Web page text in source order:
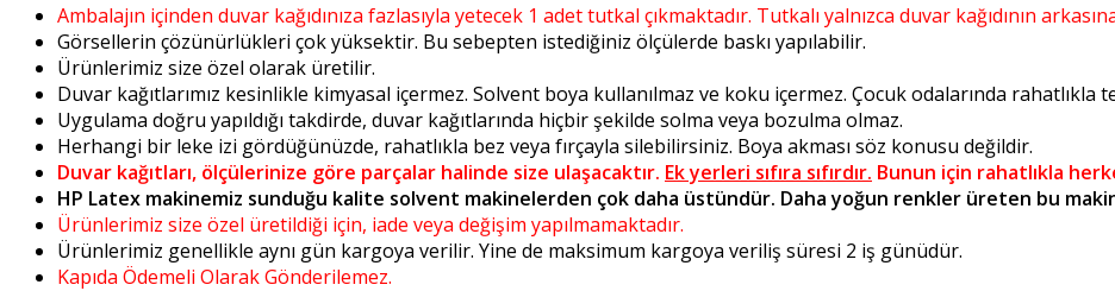
Ambalajın içinden duvar kağıdınıza fazlasıyla yetecek 1 adet tutkal çıkmaktadır. Tutkalı yalnızca duvar kağıdının
Görsellerin çözünürlükleri çok yüksektir. Bu sebepten istediğiniz ölçülerde baskı yapılabilir.
Ürünlerimiz size özel olarak üretilir.
Duvar kağıtlarımız kesinlikle kimyasal içermez. Solvent boya kullanılmaz ve koku içermez. Çocuk odalarında rahatlıkla
Uygulama doğru yapıldığı takdirde, duvar kağıtlarında hiçbir şekilde solma veya bozulma olmaz.
Herhangi bir leke izi gördüğünüzde, rahatlıkla bez veya fırçayla silebilirsiniz. Boya akması söz konusu değildir.
Duvar kağıtları, ölçülerinize göre parçalar halinde size ulaşacaktır. Ek yerleri sıfıra sıfırdır. Bunun için rahatlıkla
HP Latex makinemiz sunduğu kalite solvent makinelerden çok daha üstündür. Daha yoğun renkler üreten bu
Ürünlerimiz size özel üretildiği için, iade veya değişim yapılmamaktadır.
Ürünlerimiz genellikle aynı gün kargoya verilir. Yine de maksimum kargoya veriliş süresi 2 iş günüdür.
Kapıda Ödemeli Olarak Gönderilemez.